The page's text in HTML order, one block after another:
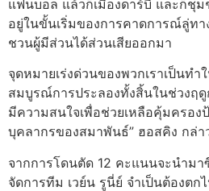
แฟนบอล แล้วก็เมืองดาร์บี้ และก็ชุม
อยู่ในขั้นเริ่มของการคาดการณ์ลู่ท
ชวนผู้มีส่วนได้ส่วนเสียออกมา
จุดหมายเร่งด่วนของพวกเราเป็นทำ
สมบูรณ์การประลองทั้งสิ้นในช่วงฤ
มีความสนใจเพื่อช่วยเหลือคุ้มครอ
บุคลากรของสมาพันธ์” ฮอสคิง กล่า
จากการโดนตัด 12 คะแนนจะนำม
จัดการทีม เวย์น รูนี่ย์ จำเป็นต้องต